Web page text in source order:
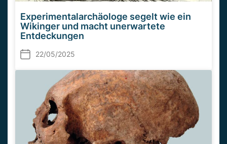
Experimentalarchäologe segelt wie ein
Wikinger und macht unerwartete
Entdeckungen
22/05/2025